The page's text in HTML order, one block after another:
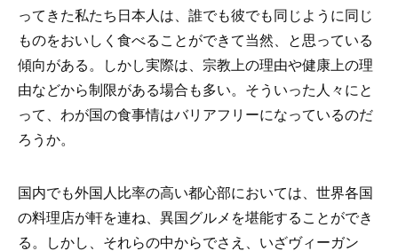
ってきた私たち日本人は、誰でも彼でも同じように同じ
ものをおいしく食べることができて当然、と思っている
傾向がある。しかし実際は、宗教上の理由や健康上の理
由などから制限がある場合も多い。そういった人々にと
って、わが国の食事情はバリアフリーになっているのだ
ろうか。
国内でも外国人比率の高い都心部においては、世界各国
の料理店が軒を連ね、異国グルメを堪能することができ
る。しかし、それらの中からでさえ、いざヴィーガン